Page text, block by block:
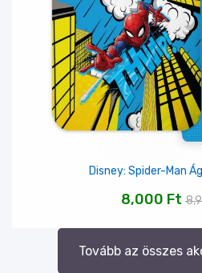
Disney: Spider-Man
8,000 Ft
Tovább az összes